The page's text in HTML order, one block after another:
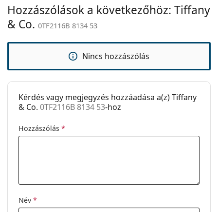
Állítható
orrpárna:
Nem
Igen
Tisztítókendő:
Igen
Egyéb
Nem:
Női
Márka:
Hozzászólások a következőhöz: Tiffany
& Co. 0TF2116B 8134 53
Nincs hozzászólás
Kérdés vagy megjegyzés hozzáadása a(z) Tiffany
& Co. 0TF2116B 8134 53-hoz
Hozzászólás *
Név *